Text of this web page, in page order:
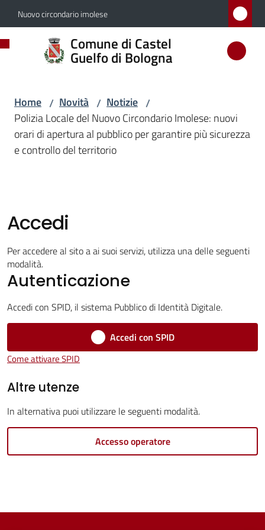
Vai al contenuto
Vai alla navigazione
Vai al footer
Nuovo circondario imolese
Comune di Castel
Guelfo di Bologna
Comune
di
di
Bologna
Novità
Menu selezionato
Servizi
Vivere
Servizi
online
Tutti
Home / Novità / Notizie /
Polizia Locale del Nuovo Circondario Imolese: nuovi
orari di apertura al pubblico per garantire più sicurezza
e controllo del territorio
Accedi
Per accedere al sito a ai suoi servizi, utilizza una delle seguenti
modalità.
Autenticazione
Accedi con SPID, il sistema Pubblico di Identità Digitale.
Accedi con SPID
Come attivare SPID
Altre utenze
In alternativa puoi utilizzare le seguenti modalità.
Accesso operatore